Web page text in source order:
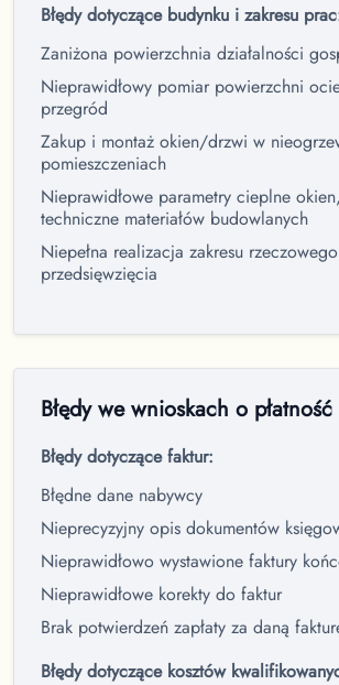
Błędy dotyczące budynku i zakresu
Zaniżona powierzchnia działalności
Nieprawidłowy pomiar powierzchni
przegród
Zakup i montaż okien/drzwi w
pomieszczeniach
Nieprawidłowe parametry cieplne
techniczne materiałów budowlanych
Niepełna realizacja zakresu rzeczowego
przedsięwzięcia
Błędy we wnioskach o
Błędy dotyczące faktur:
Błędne dane nabywcy
Nieprecyzyjny opis dokumentów
Nieprawidłowo wystawione faktury
Nieprawidłowe korekty do faktur
Brak potwierdzeń zapłaty za daną
Błędy dotyczące kosztów